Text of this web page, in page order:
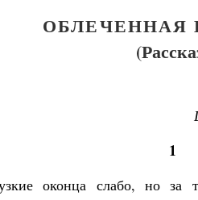
ОБЛЕЧЕННАЯ
1
оконца слабо, но за